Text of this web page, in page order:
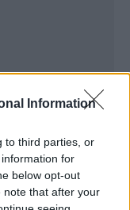
Information
to third parties, or
for
below opt-out
note that after your